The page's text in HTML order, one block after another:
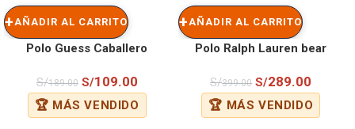
AÑADIR AL CARRITO
Polo Guess Caballero
S/189.00 S/109.00
🏆 MÁS VENDIDO
AÑADIR AL CARRITO
Polo Ralph Lauren bear
S/399.00 S/289.00
🏆 MÁS VENDIDO